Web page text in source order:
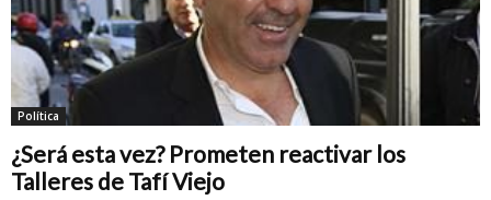
Política
¿Será esta vez? Prometen reactivar los
Talleres de Tafí Viejo